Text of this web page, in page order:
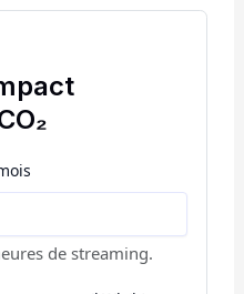
de streaming.